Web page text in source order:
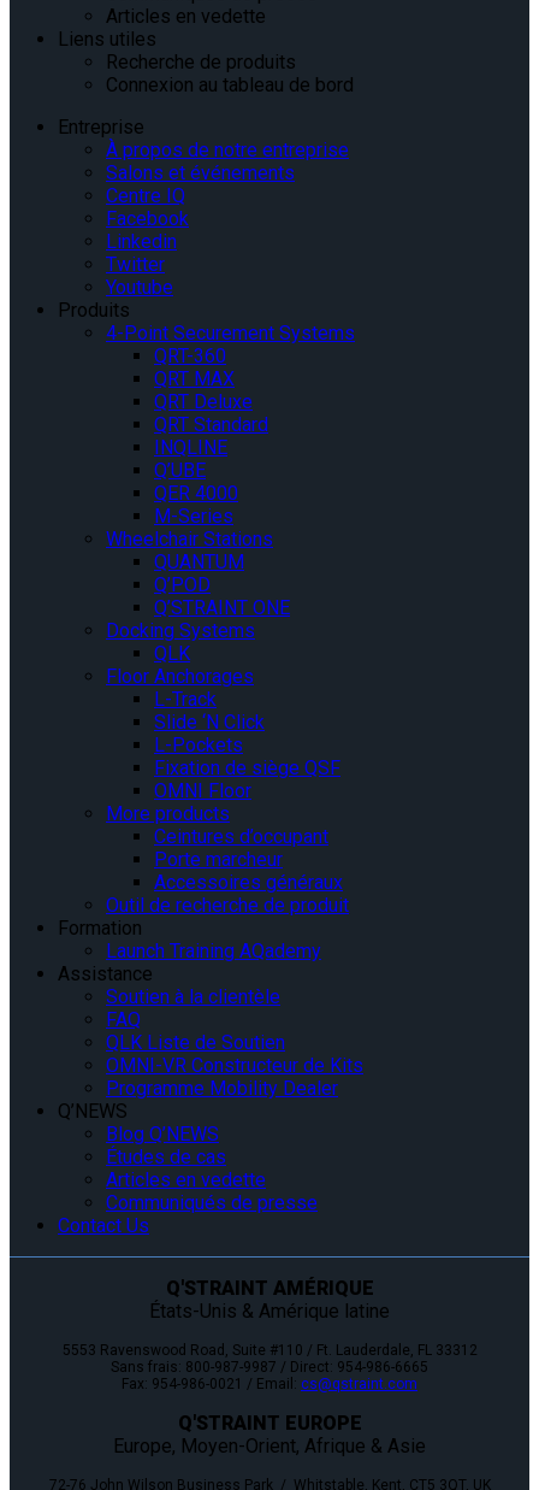
Articles en vedette
Liens utiles
Recherche de produits
Connexion au tableau de bord
Entreprise
À propos de notre entreprise
Salons et événements
Centre IQ
Facebook
Linkedin
Twitter
Youtube
Produits
4-Point Securement Systems
QRT-360
QRT MAX
QRT Deluxe
QRT Standard
INQLINE
Q’UBE
QER 4000
M-Series
Wheelchair Stations
QUANTUM
Q’POD
Q’STRAINT ONE
Docking Systems
QLK
Floor Anchorages
L-Track
Slide ‘N Click
L-Pockets
Fixation de siège QSF
OMNI Floor
More products
Ceintures d’occupant
Porte marcheur
Accessoires généraux
Outil de recherche de produit
Formation
Launch Training AQademy
Assistance
Soutien à la clientèle
FAQ
QLK Liste de Soutien
OMNI-VR Constructeur de Kits
Programme Mobility Dealer
Q’NEWS
Blog Q’NEWS
Études de cas
Articles en vedette
Communiqués de presse
Contact Us
Q'STRAINT AMÉRIQUE
États-Unis & Amérique latine
5553 Ravenswood Road, Suite #110 / Ft. Lauderdale, FL 33312
Sans frais: 800-987-9987 / Direct: 954-986-6665
Fax: 954-986-0021 / Email: cs@qstraint.com
Q'STRAINT EUROPE
Europe, Moyen-Orient, Afrique & Asie
72-76 John Wilson Business Park / Whitstable, Kent, CT5 3QT, UK